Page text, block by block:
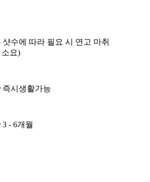
샷수에 따라 필요 시 연고 마취
소요)
즉시생활가능
3 - 6개월